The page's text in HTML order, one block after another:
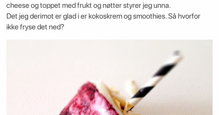
cheese og toppet med frukt og nøtter styrer jeg unna.
Det jeg derimot er glad i er kokoskrem og smoothies. Så hvorfor
ikke fryse det ned?